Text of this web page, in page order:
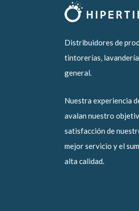
Distribuidores de
tintorerías,
general.
Nuestra experiencia
avalan nuestro
satisfacción de
mejor servicio y el
alta calidad.